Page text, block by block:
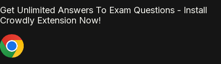
Get Unlimited Answers To Exam Questions - Install
Crowdly Extension Now!